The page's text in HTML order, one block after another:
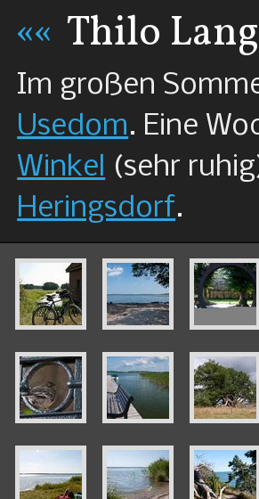
«« Thilo
Im großen
Usedom. Eine
Winkel (sehr
Heringsdorf.